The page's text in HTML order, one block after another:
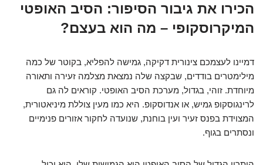
הכירו את גיבור הסיפור: הסיב האופטי
המיקרוסקופי – מה הוא בעצם?
דמיינו לעצמכם צינורית דקיקה, גמישה להפליא, בקוטר של כמה
מילימטרים בודדים, שבקצה שלה נמצאת מצלמה זעירה ותאורה
מיוחדת. זוהי, בגדול, מערכת הסיב האופטי. קוראים לה גם
לרינגוסקופ גמיש, או אנדוסקופ. היא כמו מעין צוללת מיניאטורית,
המצוידת בפנס זעיר ועין בוחנת, שנועדה לחקור אזורים פנימיים
ונסתרים בגוף.